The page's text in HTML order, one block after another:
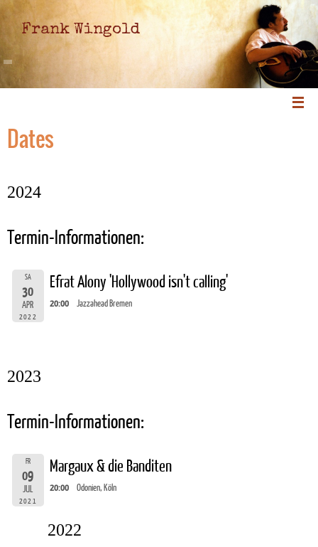
Frank Wingold
Dates
2024
Termin-Informationen:
SA
30
APR
2022
Efrat Alony 'Hollywood isn't calling'
20:00 Jazzahead Bremen
2023
Termin-Informationen:
FR
09
JUL
2021
Margaux & die Banditen
20:00 Odonien, Köln
2022